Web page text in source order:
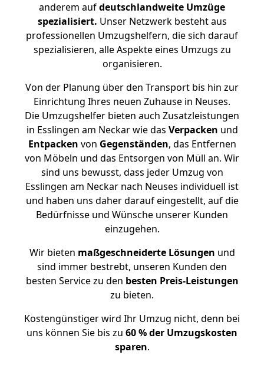
anderem aufdeutschlandweite Umzüge
spezialisiert. Unser Netzwerk besteht aus
professionellen Umzugshelfern, die sich darauf
spezialisieren, alle Aspekte eines Umzugs zu
organisieren.
Von der Planung über den Transport bis hin zur
Einrichtung Ihres neuen Zuhause in Neuses.
Die Umzugshelfer bieten auch Zusatzleistungen
in Esslingen am Neckar wie das Verpacken und
Entpacken von Gegenständen, das Entfernen
von Möbeln und das Entsorgen von Müll an. Wir
sind uns bewusst, dass jeder Umzug von
Esslingen am Neckar nach Neuses individuell ist
und haben uns daher darauf eingestellt, auf die
Bedürfnisse und Wünsche unserer Kunden
einzugehen.
Wir bieten maßgeschneiderte Lösungen und
sind immer bestrebt, unseren Kunden den
besten Service zu den besten Preis-Leistungen
zu bieten.
Kostengünstiger wird Ihr Umzug nicht, denn bei
uns können Sie bis zu 60 % der Umzugskosten
sparen.